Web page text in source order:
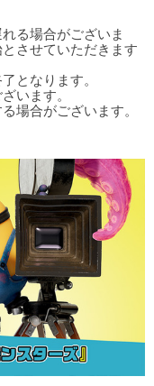
る場合がございま
させていただきます
となります。
います。
場合がございます。